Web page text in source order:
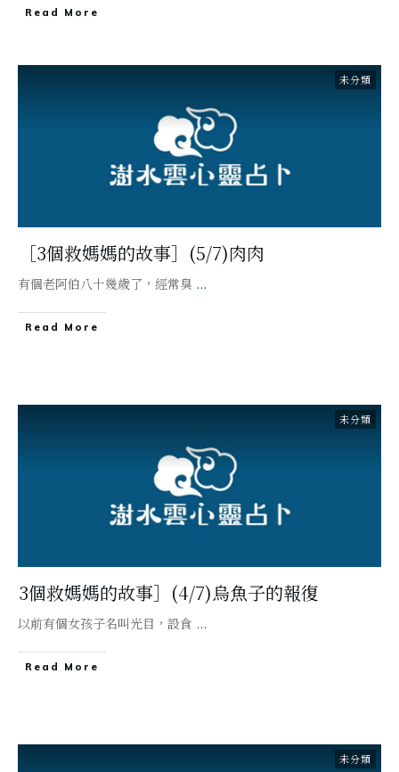
Read More
未分類
［3個救媽媽的故事］(5/7)肉肉
有個老阿伯八十幾歲了，經常臭 ...
Read More
未分類
3個救媽媽的故事］(4/7)烏魚子的報復
以前有個女孩子名叫光目，設食 ...
Read More
未分類